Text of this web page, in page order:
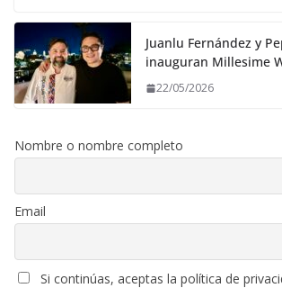
Juanlu Fernández y
inauguran Millesime
22/05/2026
Nombre o nombre completo
Email
Si continúas, aceptas la política de